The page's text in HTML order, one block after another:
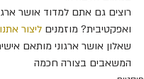
רוצים גם אתם למדוד אושר
ואפקטיבית? מוזמנים ליצור
שאלון אושר ארגוני מותאם
המשאבים בצורה חכמה